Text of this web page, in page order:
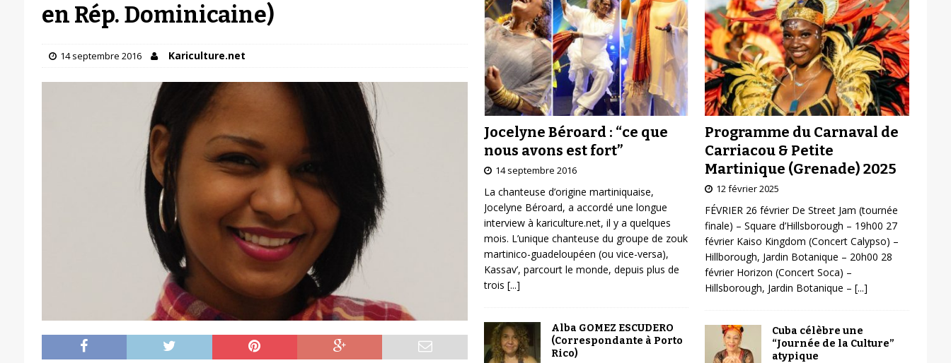
en Rép. Dominicaine)
14 septembre 2016 Kariculture.net
Jocelyne Béroard : “ce que
nous avons est fort”
14 septembre 2016
La chanteuse d’origine martiniquaise,
Jocelyne Béroard, a accordé une longue
interview à kariculture.net, il y a quelques
mois. L’unique chanteuse du groupe de zouk
martinico-guadeloupéen (ou vice-versa),
Kassav’, parcourt le monde, depuis plus de
trois [...]
Alba GOMEZ ESCUDERO
(Correspondante à Porto
Rico)
Programme du Carnaval de
Carriacou & Petite
Martinique (Grenade) 2025
12 février 2025
FÉVRIER 26 février De Street Jam (tournée
finale) – Square d’Hillsborough – 19h00 27
février Kaiso Kingdom (Concert Calypso) –
Hillborough, Jardin Botanique – 20h00 28
février Horizon (Concert Soca) –
Hillsborough, Jardin Botanique – [...]
Cuba célèbre une
“Journée de la Culture”
atypique